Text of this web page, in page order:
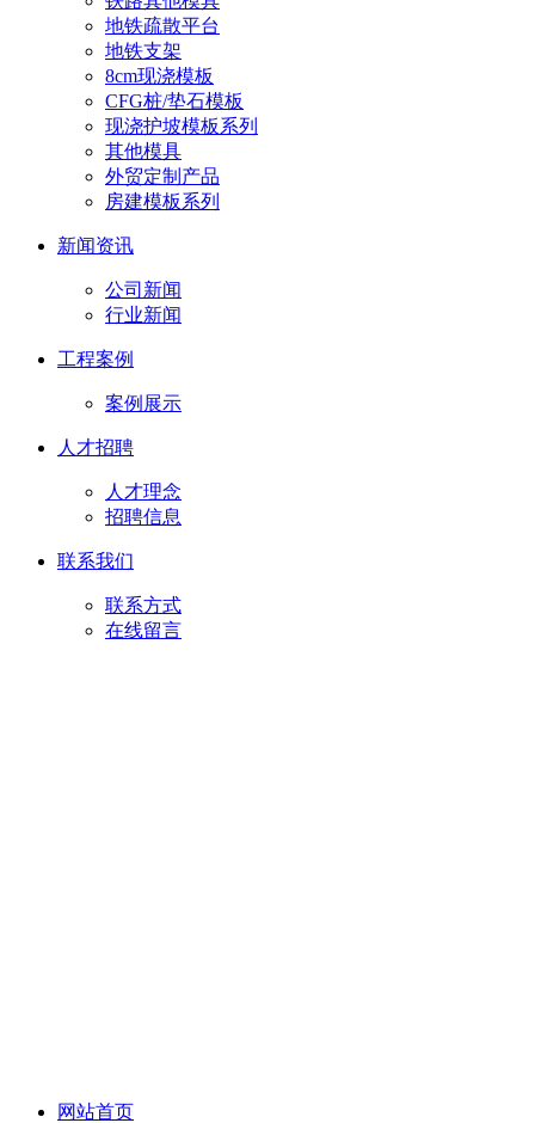
地铁疏散平台
地铁支架
8cm现浇模板
CFG桩/垫石模板
现浇护坡模板系列
其他模具
外贸定制产品
房建模板系列
新闻资讯
公司新闻
行业新闻
工程案例
案例展示
人才招聘
人才理念
招聘信息
联系我们
联系方式
在线留言
网站首页